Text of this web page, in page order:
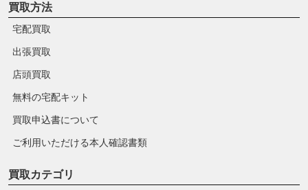
買取方法
宅配買取
出張買取
店頭買取
無料の宅配キット
買取申込書について
ご利用いただける本人確認書類
買取カテゴリ